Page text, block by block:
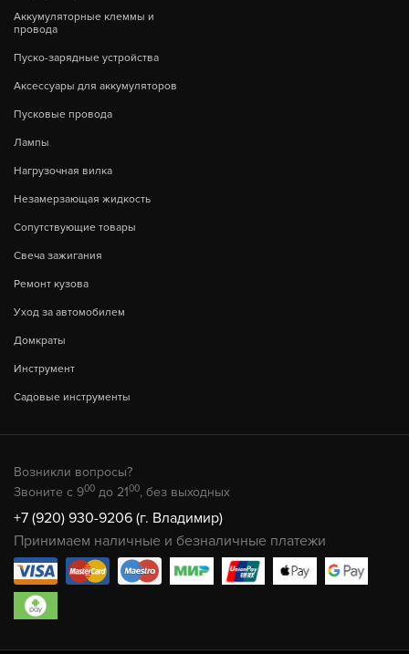
Аккумуляторные клеммы и
провода
Пуско-зарядные устройства
Аксессуары для аккумуляторов
Пусковые провода
Лампы
Нагрузочная вилка
Незамерзающая жидкость
Сопутствующие товары
Свеча зажигания
Ремонт кузова
Уход за автомобилем
Домкраты
Инструмент
Садовые инструменты
Возникли вопросы?
Звоните с 900 до 2100, без выходных
+7 (920) 930-9206 (г. Владимир)
Принимаем наличные и безналичные платежи